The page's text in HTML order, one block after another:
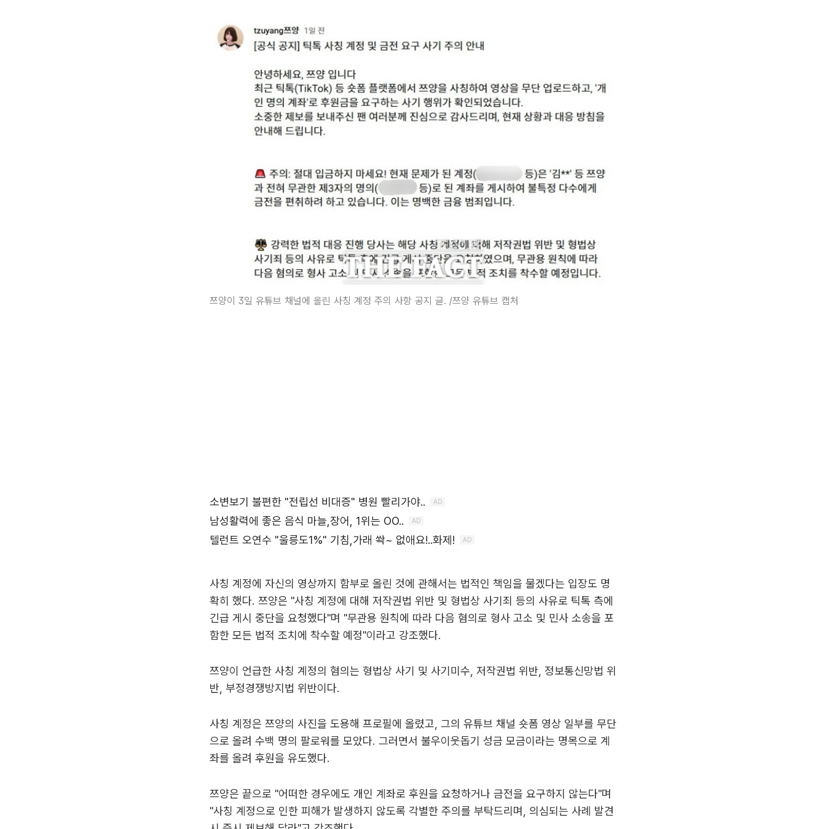
쯔양이 3일 유튜브 채널에 올린 사칭 계정 주의 사항 공지 글. /쯔양 유튜브 캡처
사칭 계정에 자신의 영상까지 함부로 올린 것에 관해서는 법적인 책임을 물겠다는 입장도 명
확히 했다. 쯔양은 "사칭 계정에 대해 저작권법 위반 및 형법상 사기죄 등의 사유로 틱톡 측에
긴급 게시 중단을 요청했다"며 "무관용 원칙에 따라 다음 혐의로 형사 고소 및 민사 소송을 포
함한 모든 법적 조치에 착수할 예정"이라고 강조했다.
쯔양이 언급한 사칭 계정의 혐의는 형법상 사기 및 사기미수, 저작권법 위반, 정보통신망법 위
반, 부정경쟁방지법 위반이다.
사칭 계정은 쯔양의 사진을 도용해 프로필에 올렸고, 그의 유튜브 채널 숏폼 영상 일부를 무단
으로 올려 수백 명의 팔로워를 모았다. 그러면서 불우이웃돕기 성금 모금이라는 명목으로 계
좌를 올려 후원을 유도했다.
쯔양은 끝으로 "어떠한 경우에도 개인 계좌로 후원을 요청하거나 금전을 요구하지 않는다"며
"사칭 계정으로 인한 피해가 발생하지 않도록 각별한 주의를 부탁드리며, 의심되는 사례 발견